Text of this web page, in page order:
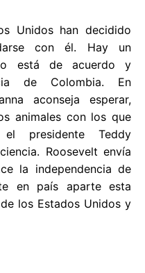
Unidos han decidido
con él. Hay un
está de acuerdo y
de Colombia. En
aconseja esperar,
animales con los que
presidente Teddy
Roosevelt envía
la independencia de
en país aparte esta
los Estados Unidos y